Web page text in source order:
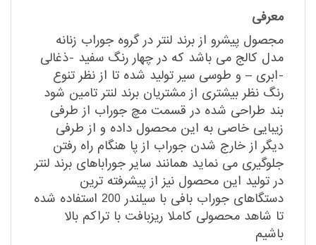
معرفی
مجصول پیشرو از برند لنتر در گروه جوراب زنانه
مدل کالج می باشد که در چهار رنگ سفید -ذغالی
-ابری – و طوسی سیر تولید شده تا از نظر تنوع
رنگ نظر بیشتری از مشتریان برند لنتر تامین شود
بند طراحی شده در قسمت مچ جوراب از طرفی
زیبایی خاصی به این محصول داده و از طرفی
دیگر از خارج شدن جوراب از پا هنگام راه رفتن
جلوگیری می نماید همانند سایر جوراباهای برند لنتر
در تولید این محصول نیز از پیشرفته ترین
دستگاهای جوراب بافی با سیلندر 200 استفاده شده
تا شاهد محصولی کاملا ریزبافت با تراکم بالا
باشیم